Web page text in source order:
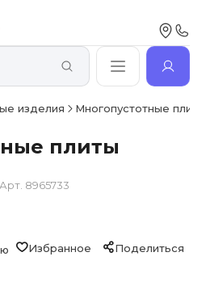
изделия Многопустотные плиты
плиты
Арт. 8965733
Избранное Поделиться